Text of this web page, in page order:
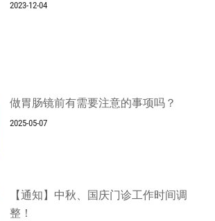
2023-12-04
做胃肠镜前有需要注意的事项吗？
2025-05-07
【通知】中秋、国庆门诊工作时间调
整！